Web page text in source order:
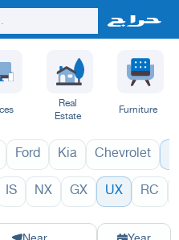
Real
Estate
Furniture
Ford Kia Chevrolet
IS NX GX UX RC
Yanbu Hafar Al BatinMadinah
UX 2027 UX